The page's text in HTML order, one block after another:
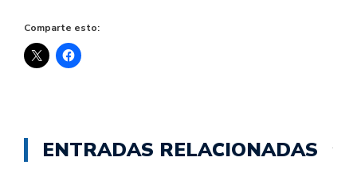
Comparte esto:
ENTRADAS RELACIONADAS